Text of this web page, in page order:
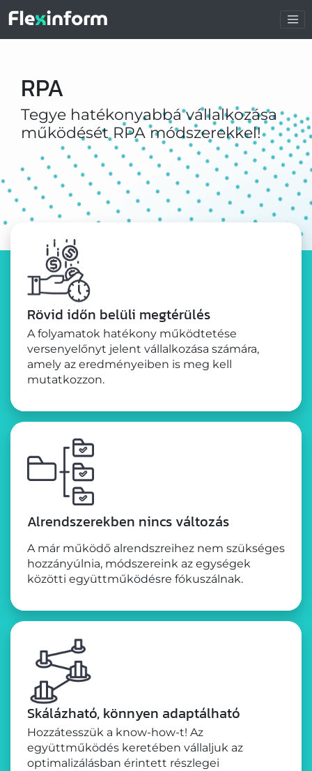
RPA
Tegye hatékonyabbá vállalkozása
működését RPA módszerekkel!
Rövid időn belüli megtérülés
A folyamatok hatékony működtetése
versenyelőnyt jelent vállalkozása számára,
amely az eredményeiben is meg kell
mutatkozzon.
Alrendszerekben nincs változás
A már működő alrendszreihez nem szükséges
hozzányúlnia, módszereink az egységek
közötti együttműködésre fókuszálnak.
Skálázható, könnyen adaptálható
Hozzátesszük a know-how-t! Az
együttműködés keretében vállaljuk az
optimalizálásban érintett részlegei